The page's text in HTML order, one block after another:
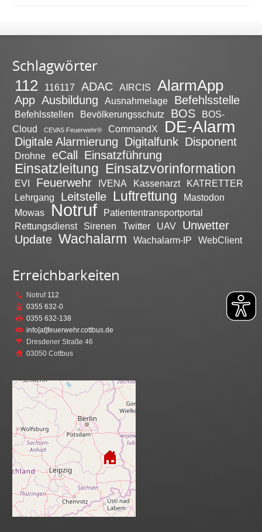
Schlagwörter
112 116117 ADAC AIRCIS AlarmApp
App Ausbildung Ausnahmelage Befehlsstelle
Befehlsstellen Bevölkerungsschutz BOS
BOS-
Cloud
CEVAS Feuerwehr® CommandX DE-Alarm
Digitale Alarmierung Digitalfunk Disponent
Drohne eCall Einsatzführung
Einsatzleitung Einsatzvorinformation
EVI Feuerwehr IVENA Kassenarzt
KATRETTER
Lehrgang
Leitstelle Luftrettung
Mastodon
Mowas
Notruf
Patiententransportportal
Rettungsdienst
Sirenen Twitter UAV
Unwetter
Update Wachalarm Wachalarm-IP WebClient
Erreichbarkeiten
Notruf 112
0355 632-0
0355 632-138
info[at]feuerwehr.cottbus.de
Dresdener Straße 46
03050 Cottbus